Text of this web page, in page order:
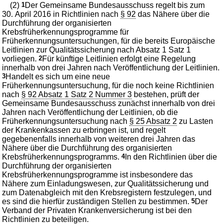
(2)1Der Gemeinsame Bundesausschuss regelt bis zum
30. April 2016 in Richtlinien nach § 92 das Nähere über die
Durchführung der organisierten
Krebsfrüherkennungsprogramme für
Früherkennungsuntersuchungen, für die bereits Europäische
Leitlinien zur Qualitätssicherung nach Absatz 1 Satz 1
vorliegen.2Für künftige Leitlinien erfolgt eine Regelung
innerhalb von drei Jahren nach Veröffentlichung der Leitlinien.
3Handelt es sich um eine neue
Früherkennungsuntersuchung, für die noch keine Richtlinien
nach § 92 Absatz 1 Satz 2 Nummer 3 bestehen, prüft der
Gemeinsame Bundesausschuss zunächst innerhalb von drei
Jahren nach Veröffentlichung der Leitlinien, ob die
Früherkennungsuntersuchung nach § 25 Absatz 2 zu Lasten
der Krankenkassen zu erbringen ist, und regelt
gegebenenfalls innerhalb von weiteren drei Jahren das
Nähere über die Durchführung des organisierten
Krebsfrüherkennungsprogramms.4In den Richtlinien über die
Durchführung der organisierten
Krebsfrüherkennungsprogramme ist insbesondere das
Nähere zum Einladungswesen, zur Qualitätssicherung und
zum Datenabgleich mit den Krebsregistern festzulegen, und
es sind die hierfür zuständigen Stellen zu bestimmen.5Der
Verband der Privaten Krankenversicherung ist bei den
Richtlinien zu beteiligen.